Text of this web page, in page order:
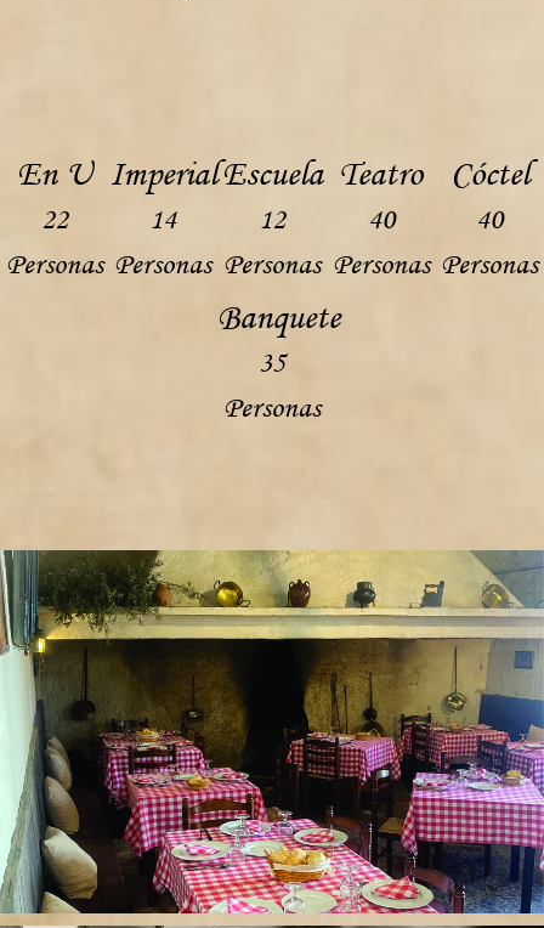
En U
22
Personas
Imperial
14
Personas
Escuela
12
Personas
Teatro
40
Personas
Cóctel
40
Personas
Banquete
35
Personas